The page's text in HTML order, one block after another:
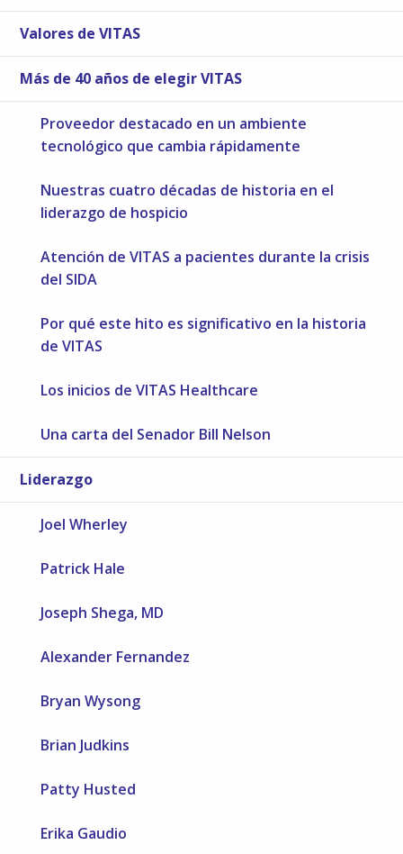
Valores de VITAS
Más de 40 años de elegir VITAS
Proveedor destacado en un ambiente
tecnológico que cambia rápidamente
Nuestras cuatro décadas de historia en el
liderazgo de hospicio
Atención de VITAS a pacientes durante la crisis
del SIDA
Por qué este hito es significativo en la historia
de VITAS
Los inicios de VITAS Healthcare
Una carta del Senador Bill Nelson
Liderazgo
Joel Wherley
Patrick Hale
Joseph Shega, MD
Alexander Fernandez
Bryan Wysong
Brian Judkins
Patty Husted
Erika Gaudio